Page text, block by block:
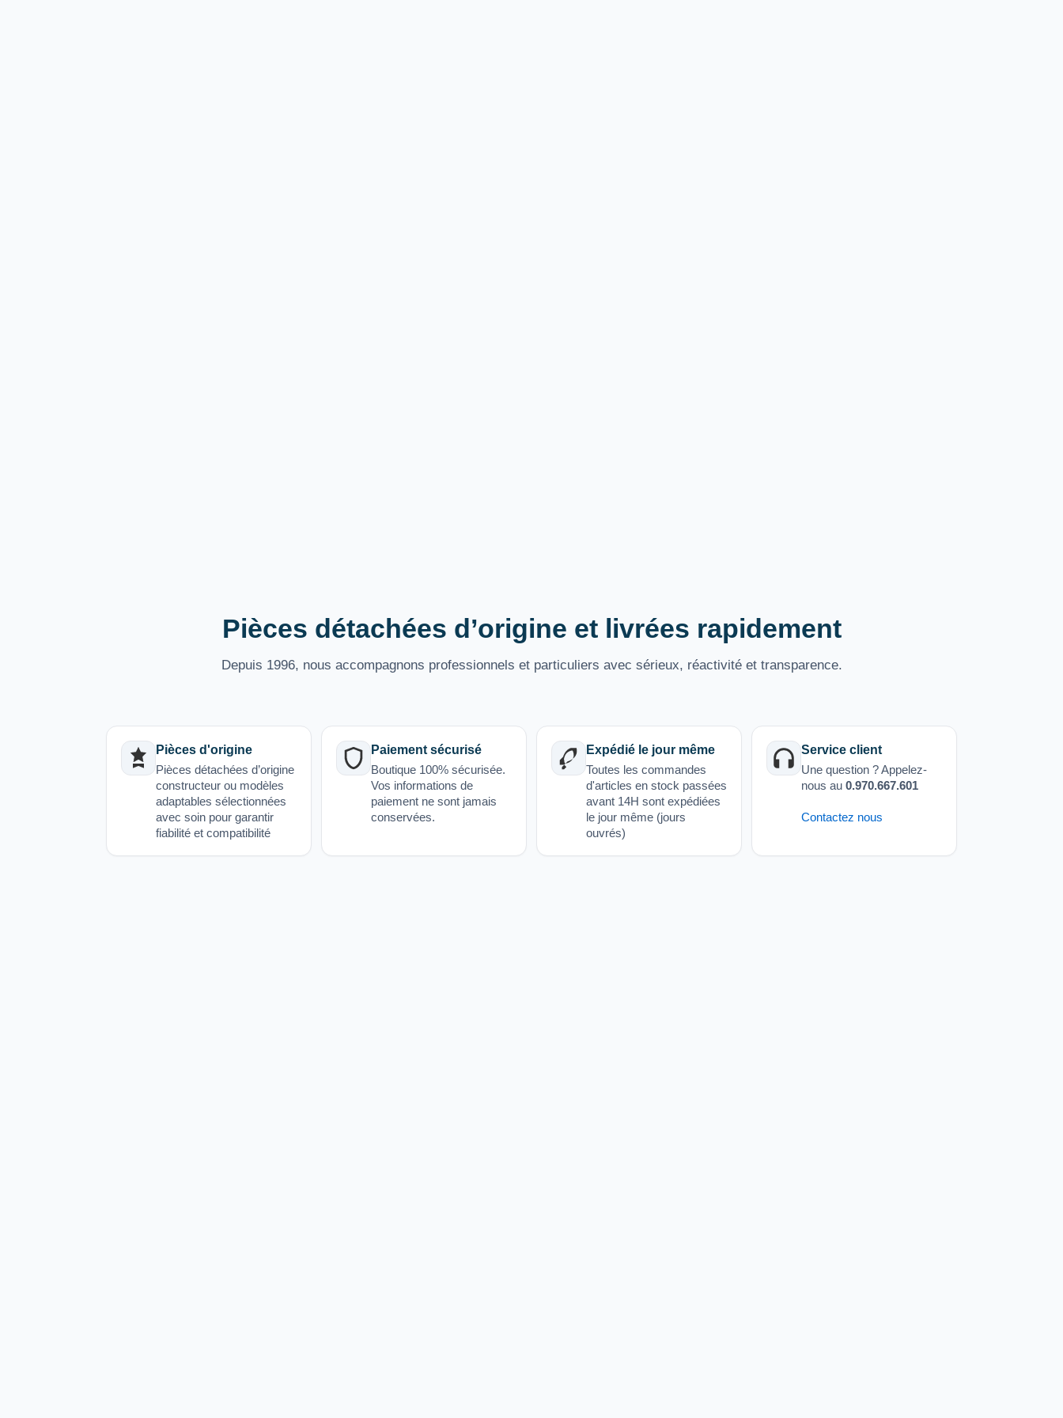
Pièces détachées d’origine et livrées rapidement
Depuis 1996, nous accompagnons professionnels et particuliers avec sérieux, réactivité et transparence.
Pièces d'origine
Pièces détachées d’origine
constructeur ou modèles
adaptables sélectionnées
avec soin pour garantir
fiabilité et compatibilité
Paiement sécurisé
Boutique 100% sécurisée.
Vos informations de
paiement ne sont jamais
conservées.
Expédié le jour même
Toutes les commandes
d'articles en stock passées
avant 14H sont expédiées
le jour même (jours
ouvrés)
Service client
Une question ? Appelez-
nous au 0.970.667.601
Contactez nous